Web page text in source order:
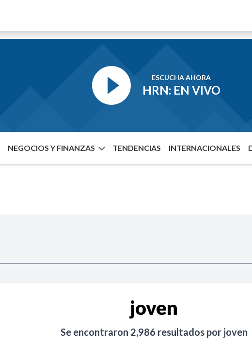
ESCUCHA AHORA
HRN: EN VIVO
NEGOCIOS Y FINANZAS TENDENCIAS INTERNACIONALES
joven
Se encontraron 2,986 resultados por joven